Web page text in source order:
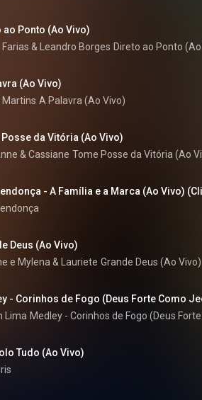
ao Ponto (Ao Vivo)
& Leandro Borges Direto ao Ponto
(Ao Vivo)
Martins A Palavra (Ao Vivo)
da Vitória (Ao Vivo)
& Cassiane Tome Posse da Vitória (Ao
Deus (Ao Vivo)
e Mylena & Lauriete Grande Deus (Ao Vivo)
Lima
Tudo (Ao Vivo)